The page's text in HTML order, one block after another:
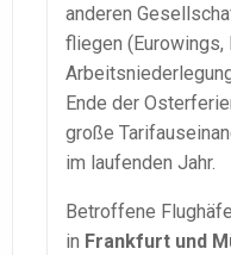
anderen
fliegen (Eurowings,
Ende der
große
im⁠ ⁠laufenden Jahr.
Betroffene
in Frankfurt und